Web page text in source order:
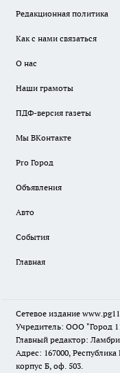
Редакционная политика
Как с нами связаться
О нас
Наши грамоты
ПДФ-версия газеты
Мы ВКонтакте
Pro Город
Объявления
Авто
События
Главная
Сетевое издание
Учредитель: ООО "Город
Главный редактор:
Адрес: 167000,
корпус Б, оф. 503.